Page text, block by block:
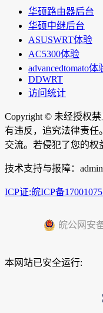
华硕路由器后台
华硕中继后台
ASUSWRT体验
AC5300体验
advancedtomato体
DDWRT
访问统计
Copyright © 未经授权
有违反，追究法律责任
交流。若侵犯了您的权
技术支持与报障：
ICP证:皖ICP备
皖公网安
本网站已安全运行: